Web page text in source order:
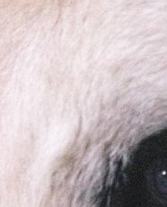
고, 많은 트로피 원해 아틀레
역엔 호의주의보
명 돌파
고 담벼락 붕괴
감정가 1.3억원
만에 숨진 채 발견
일본과 한일전
사망·1명 실종